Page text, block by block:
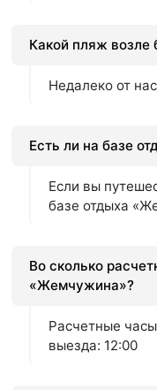
Какой пляж
Недалеко от
Есть ли на базе
Если вы
базе отдыха
Во сколько
«Жемчужина»?
Расчетные
выезда: 12:00